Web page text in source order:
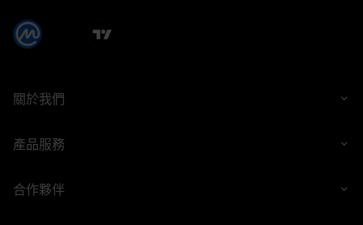
關於我們
產品服務
合作夥伴